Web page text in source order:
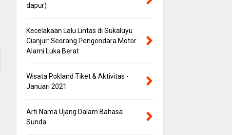
dapur)
Kecelakaan Lalu Lintas di Sukaluyu
Cianjur: Seorang Pengendara Motor
Alami Luka Berat
Wisata Pokland Tiket & Aktivitas -
Januari 2021
Arti Nama Ujang Dalam Bahasa
Sunda